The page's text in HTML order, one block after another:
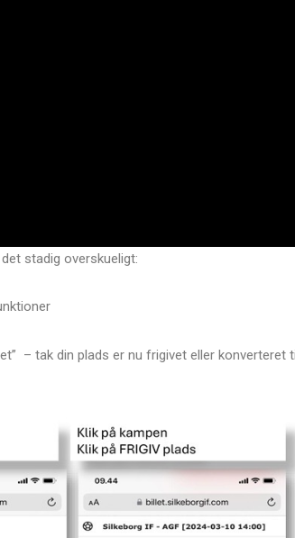
stadig overskueligt:
– tak din plads er nu frigivet eller konverteret